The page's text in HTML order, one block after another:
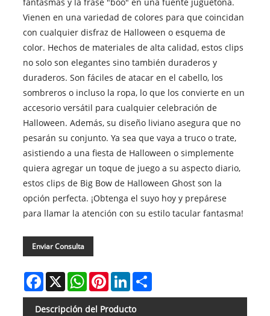
fantasmas y la frase "boo" en una fuente juguetona.
Vienen en una variedad de colores para que coincidan
con cualquier disfraz de Halloween o esquema de
color. Hechos de materiales de alta calidad, estos clips
no solo son elegantes sino también duraderos y
duraderos. Son fáciles de atacar en el cabello, los
sombreros o incluso la ropa, lo que los convierte en un
accesorio versátil para cualquier celebración de
Halloween. Además, su diseño liviano asegura que no
pesarán su conjunto. Ya sea que vaya a truco o trate,
asistiendo a una fiesta de Halloween o simplemente
quiera agregar un toque de juego a su aspecto diario,
estos clips de Big Bow de Halloween Ghost son la
opción perfecta. ¡Obtenga el suyo hoy y prepárese
para llamar la atención con su estilo tacular fantasma!
Enviar Consulta
Facebook
X WhatsAppPinterestLinkedInShare
Descripción del Producto